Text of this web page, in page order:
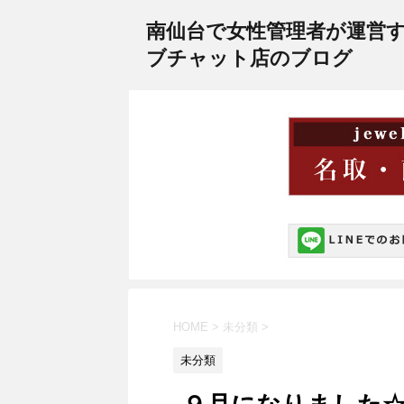
南仙台で女性管理者が運営
ブチャット店のブログ
HOME > 未分類 >
未分類